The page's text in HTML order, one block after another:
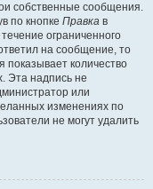
собственные сообщения.
по кнопке Правка в
ограниченного
на сообщение, то
показывает количество
Эта надпись не
или
изменениях по
не могут удалить